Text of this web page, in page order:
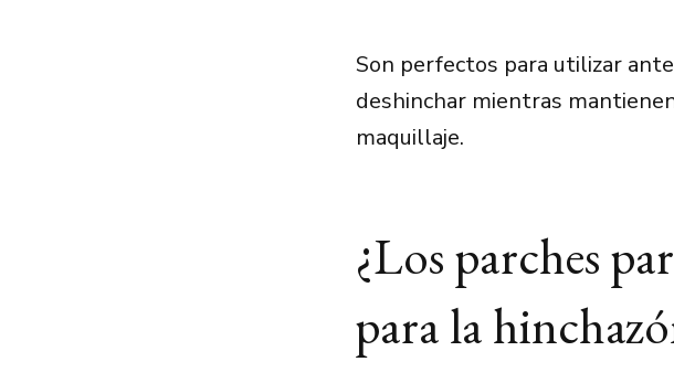
Son perfectos para utilizar
deshinchar mientras
maquillaje.
¿Los parches
para la